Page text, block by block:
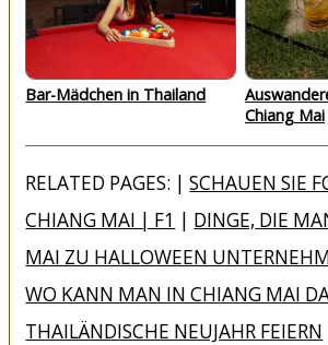
Bar-Mädchen in Thailand
Chiang Mai
RELATED PAGES: |SCHAUEN SIE
CHIANG MAI | F1 | DINGE, DIE
MAI ZU HALLOWEEN
WO KANN MAN IN CHIANG MAI
THAILÄNDISCHE NEUJAHR FEIERN